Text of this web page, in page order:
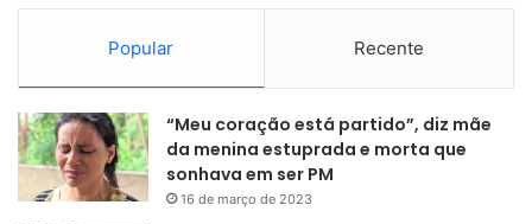
Popular Recente
“Meu coração está partido”, diz mãe
da menina estuprada e morta que
sonhava em ser PM
16 de março de 2023